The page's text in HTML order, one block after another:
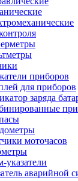
приборов
для приборов
заряда
моточасов
указатели
аварийной